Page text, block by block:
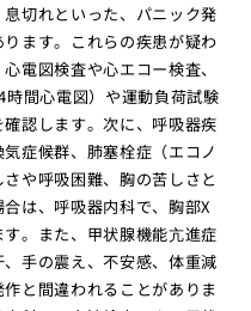
切れといった、パニック発
ます。これらの疾患が疑わ
電図検査や心エコー検査、
間心電図）や運動負荷試験
認します。次に、呼吸器疾
症候群、肺塞栓症（エコノ
や呼吸困難、胸の苦しさと
は、呼吸器内科で、胸部X
。また、甲状腺機能亢進症
、手の震え、不安感、体重減
と間違われることがありま